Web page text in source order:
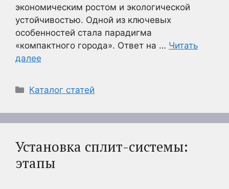
экономическим ростом и экологической
устойчивостью. Одной из ключевых
особенностей стала парадигма
«компактного города». Ответ на … Читать
далее
Рубрики
Каталог статей
Установка сплит-системы:
этапы